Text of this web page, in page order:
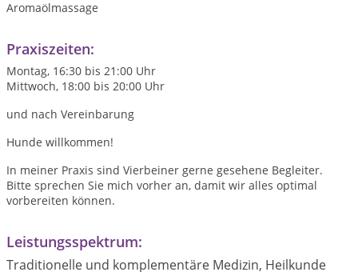
Aromaölmassage
Praxiszeiten:
Montag, 16:30 bis 21:00 Uhr
Mittwoch, 18:00 bis 20:00 Uhr
und nach Vereinbarung
Hunde willkommen!
In meiner Praxis sind Vierbeiner gerne gesehene Begleiter.
Bitte sprechen Sie mich vorher an, damit wir alles optimal
vorbereiten können.
Leistungsspektrum:
Traditionelle und komplementäre Medizin, Heilkunde